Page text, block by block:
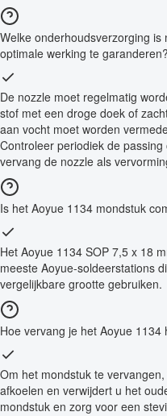
Welke onderhoudsverzorging
optimale werking te garanderen?
De nozzle moet regelmatig
stof met een droge doek of
aan vocht moet worden
Controleer periodiek de
vervang de nozzle als
Is het Aoyue 1134 mondstuk
Het Aoyue 1134 SOP 7,5 x 18
meeste Aoyue-soldeerstations
vergelijkbare grootte gebruiken.
Hoe vervang je het Aoyue 1134
Om het mondstuk te
afkoelen en verwijdert u het
mondstuk en zorg voor een